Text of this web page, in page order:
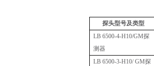
探头型号及类型
LB 6500-4-H10/GM探
测器
LB 6500-3-H10/ GM探